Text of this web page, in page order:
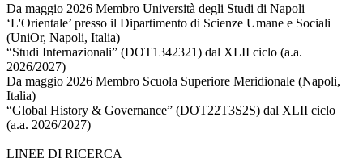
Da maggio 2026 Membro Università degli Studi di Napoli
‘L'Orientale’ presso il Dipartimento di Scienze Umane e Sociali
(UniOr, Napoli, Italia)
“Studi Internazionali” (DOT1342321) dal XLII ciclo (a.a.
2026/2027)
Da maggio 2026 Membro Scuola Superiore Meridionale (Napoli,
Italia)
“Global History & Governance” (DOT22T3S2S) dal XLII ciclo
(a.a. 2026/2027)
LINEE DI RICERCA